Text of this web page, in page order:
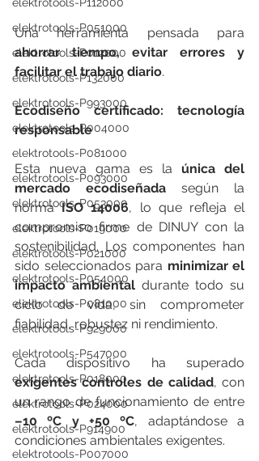
elektrotools-P051000
elektrotools-P012000
elektrotools-P132000
elektrotools-P993000
elektrotools-P004000
elektrotools-P081000
elektrotools-P093000
elektrotools-P053000
elektrotools-P019000
elektrotools-P021000
elektrotools-P054000
elektrotools-P081000
elektrotools-P929000
elektrotools-P547000
elektrotools-P018000
elektrotools-P024000
elektrotools-P914900
elektrotools-P007000
ahorrar tiempo, evitar errores y
facilitar el trabajo diario.
Ecodiseño certificado: tecnología
responsable
Esta nueva gama es la única del
mercado ecodiseñada según la
norma ISO 14006, lo que refleja el
compromiso firme de DINUY con la
sostenibilidad. Los componentes han
sido seleccionados para minimizar el
impacto ambiental durante todo su
ciclo de vida, sin comprometer
fiabilidad, robustez ni rendimiento.
exigentes controles de calidad, con
–10 ºC y +50 ºC, adaptándose a
condiciones ambientales exigentes.